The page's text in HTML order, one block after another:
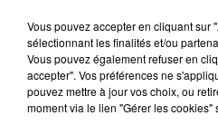
Jeux
Vous pouvez accepter en cliquant sur
sélectionnant les finalités et/ou
Vous pouvez également refuser en
accepter". Vos préférences ne
pouvez mettre à jour vos choix, ou
moment via le lien "Gérer les